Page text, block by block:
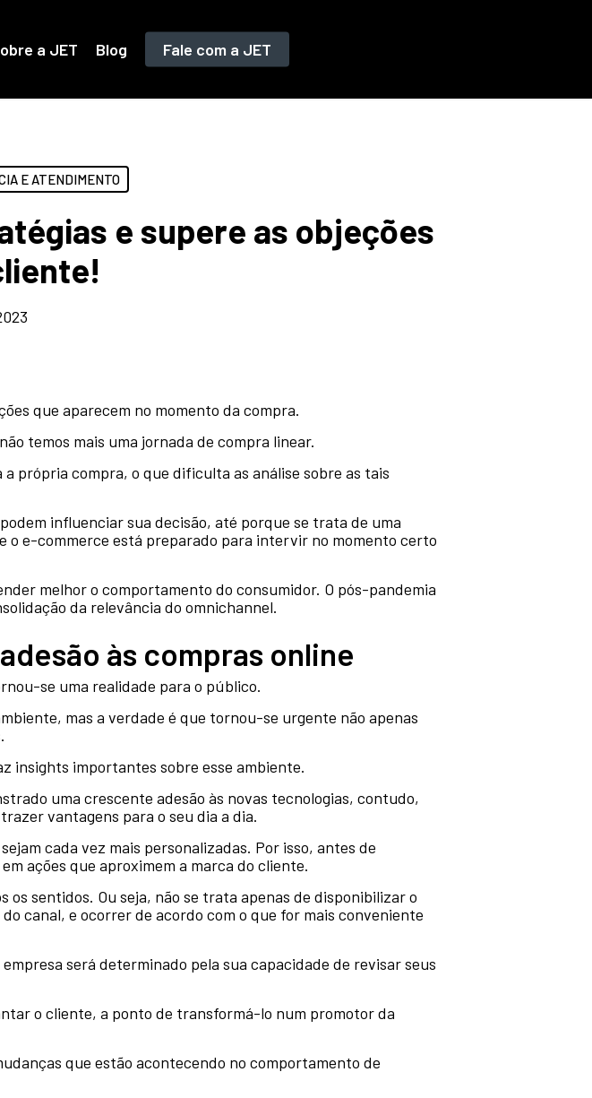
a JET Blog Fale com a JET
E ATENDIMENTO
e supere as objeções
que aparecem no momento da compra.
temos mais uma jornada de compra linear.
própria compra, o que dificulta as análise sobre as tais
influenciar sua decisão, até porque se trata de uma
o e-commerce está preparado para intervir no momento certo
melhor o comportamento do consumidor. O pós-pandemia
da relevância do omnichannel.
às compras online
se uma realidade para o público.
mas a verdade é que tornou-se urgente não apenas
insights importantes sobre esse ambiente.
uma crescente adesão às novas tecnologias, contudo,
vantagens para o seu dia a dia.
cada vez mais personalizadas. Por isso, antes de
ações que aproximem a marca do cliente.
sentidos. Ou seja, não se trata apenas de disponibilizar o
canal, e ocorrer de acordo com o que for mais conveniente
será determinado pela sua capacidade de revisar seus
o cliente, a ponto de transformá-lo num promotor da
que estão acontecendo no comportamento de